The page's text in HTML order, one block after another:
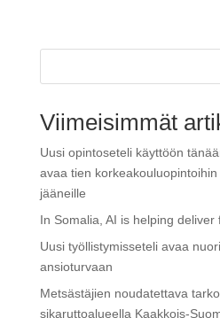
Viimeisimmät
Uusi opintoseteli käyttöön
avaa tien
jääneille
In Somalia, AI is helping
Uusi työllistymisseteli avaa
ansioturvaan
Metsästäjien noudatettava
sikaruttoalueella Kaakkois-